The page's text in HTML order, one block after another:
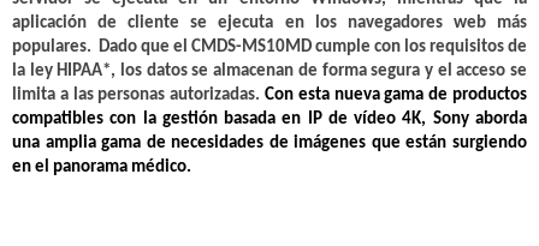
aplicación de cliente se ejecuta en los navegadores web más
populares. Dado que el CMDS-MS10MD cumple con los requisitos de
la ley HIPAA*, los datos se almacenan de forma segura y el acceso se
limita a las personas autorizadas. Con esta nueva gama de productos
compatibles con la gestión basada en IP de vídeo 4K, Sony aborda
una amplia gama de necesidades de imágenes que están surgiendo
en el panorama médico.